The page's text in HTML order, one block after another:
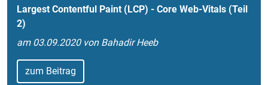
Largest Contentful Paint (LCP) - Core Web-Vitals (Teil
2)
am 03.09.2020 von Bahadir Heeb
zum Beitrag